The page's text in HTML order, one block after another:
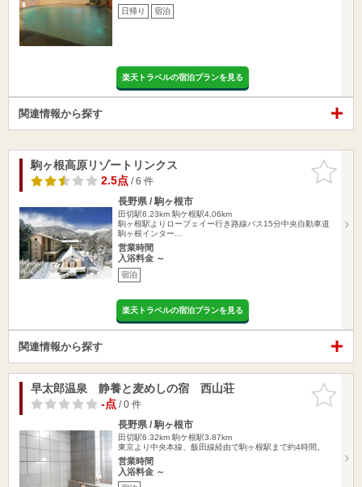
日帰り 宿泊
楽天トラベルの宿泊プランを見る
関連情報から探す
お気に入
りに追加
駒ヶ根高原リゾートリンクス
2.5点/ 6 件
長野県 / 駒ヶ根市
田切駅6.23km 駒ケ根駅4.06km
駒ヶ根駅よりロープェイー行き路線バス15分中央自動車道
駒ヶ根インター…
営業時間
入浴料金 ～
宿泊
楽天トラベルの宿泊プランを見る
関連情報から探す
お気に入
りに追加
早太郎温泉 静養と麦めしの宿 西山荘
-点/ 0 件
長野県 / 駒ヶ根市
田切駅6.32km 駒ケ根駅3.87km
東京より中央本線、飯田線経由で駒ヶ根駅まで約4時間。
営業時間
入浴料金 ～